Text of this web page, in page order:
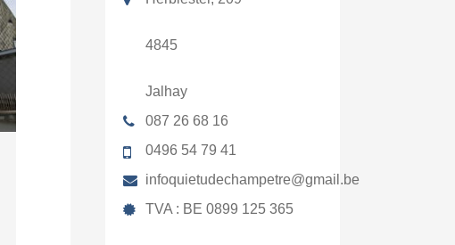
4845
Jalhay
087 26 68 16
0496 54 79 41
infoquietudechampetre@gmail.be
TVA : BE 0899 125 365